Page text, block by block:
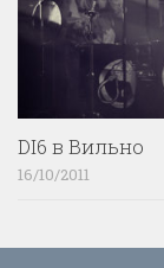
DI6 в Вильно
16/10/2011